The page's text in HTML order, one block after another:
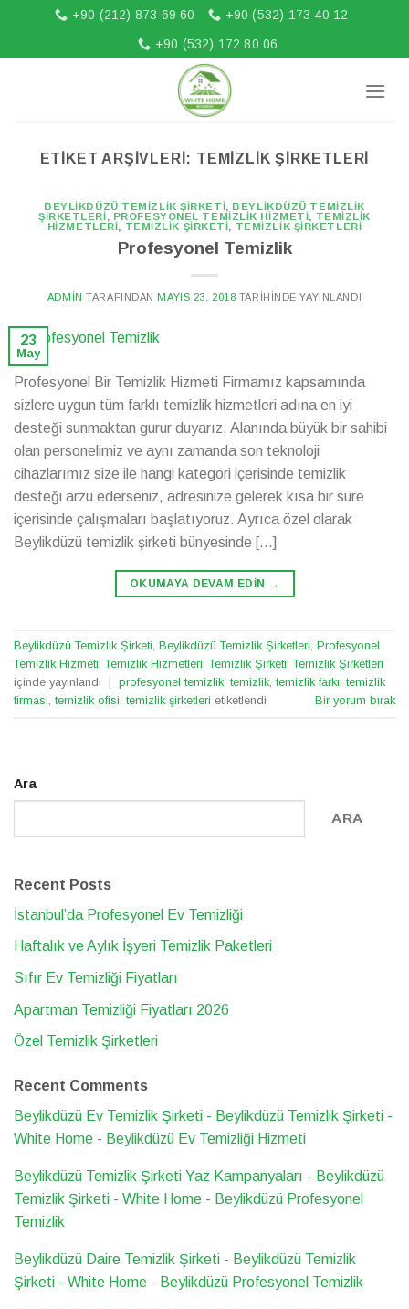
+90 (212) 873 69 60
+90 (532) 173 40 12
+90 (532) 172 80 06
ETIKET ARŞIVLERI: TEMIZLIK ŞIRKETLERI
BEYLIKDÜZÜ TEMIZLIK ŞIRKETI
BEYLIKDÜZÜ TEMIZLIK
ŞIRKETLERI
PROFESYONEL TEMIZLIK HIZMETI
TEMIZLIK
HIZMETLERI
TEMIZLIK ŞIRKETI TEMIZLIK ŞIRKETLERI
Profesyonel Temizlik
ADMIN TARAFINDAN MAYIS 23, 2018 TARIHINDE YAYINLANDI
23
May
Profesyonel Bir Temizlik Hizmeti Firmamız kapsamında
sizlere uygun tüm farklı temizlik hizmetleri adına en iyi
desteği sunmaktan gurur duyarız. Alanında büyük bir sahibi
olan personelimiz ve aynı zamanda son teknoloji
cihazlarımız size ile hangi kategori içerisinde temizlik
desteği arzu ederseniz, adresinize gelerek kısa bir süre
içerisinde çalışmaları başlatıyoruz. Ayrıca özel olarak
Beylikdüzü temizlik şirketi bünyesinde […]
OKUMAYA DEVAM EDIN →
Beylikdüzü Temizlik Şirketi, Beylikdüzü Temizlik Şirketleri, Profesyonel
Temizlik Hizmeti,Temizlik Hizmetleri,Temizlik Şirketi,Temizlik Şirketleri
içinde yayınlandı | profesyonel temizlik, temizlik, temizlik farkı, temizlik
firması, temizlik ofisi, temizlik şirketleri etiketlendi Bir yorum bırak
Ara
ARA
Recent Posts
İstanbul’da Profesyonel Ev Temizliği
Haftalık ve Aylık İşyeri Temizlik Paketleri
Sıfır Ev Temizliği Fiyatları
Apartman Temizliği Fiyatları 2026
Özel Temizlik Şirketleri
Recent Comments
Beylikdüzü Ev Temizlik Şirketi - Beylikdüzü Temizlik Şirketi -
White Home - Beylikdüzü Ev Temizliği Hizmeti
Beylikdüzü Temizlik Şirketi Yaz Kampanyaları - Beylikdüzü
Temizlik Şirketi - White Home - Beylikdüzü Profesyonel
Temizlik
Beylikdüzü Daire Temizlik Şirketi - Beylikdüzü Temizlik
Şirketi - White Home - Beylikdüzü Profesyonel Temizlik